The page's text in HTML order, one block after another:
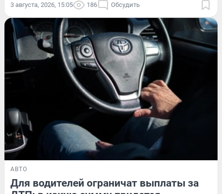
3 августа, 2026, 15:05 186 Обсудить
АВТО
Для водителей ограничат выплаты за